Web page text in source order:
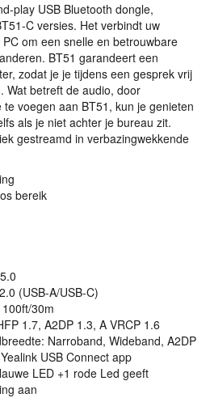
play USB Bluetooth dongle,
C versies. Het verbindt uw
om een snelle en betrouwbare
BT51 garandeert een
zodat je je tijdens een gesprek vrij
Wat betreft de audio, door
voegen aan BT51, kun je genieten
als je niet achter je bureau zit.
gestreamd in verbazingwekkende
bereik
2.0 (USB-A/USB-C)
30m
1.7, A2DP 1.3, A VRCP 1.6
Narroband, Wideband, A2DP
USB Connect app
LED +1 rode Led geeft
aan